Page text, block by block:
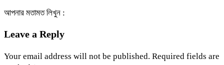
আপনার মতামত লিখুন :
Leave a Reply
Your email address will not be published. Required fields are